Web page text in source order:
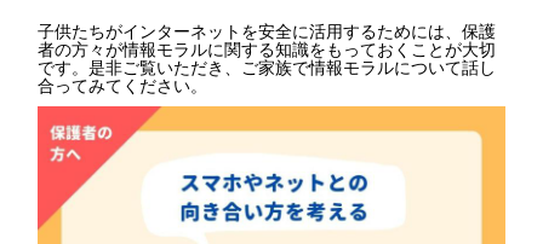
子供たちがインターネットを安全に活用するためには、保護
者の方々が情報モラルに関する知識をもっておくことが大切
です。是非ご覧いただき、ご家族で情報モラルについて話し
合ってみてください。